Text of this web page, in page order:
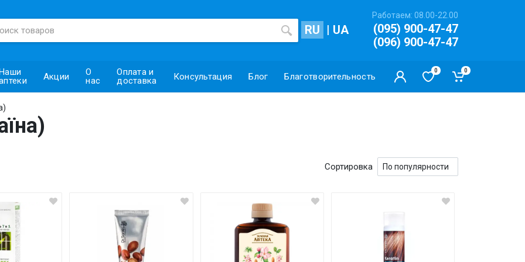
RU | UA
Работаем: 08.00-22.00
(095) 900-47-47
(096) 900-47-47
Акции
О
нас
Оплата и
доставка
Консультация Блог Благотворительность
0 0
Сортировка